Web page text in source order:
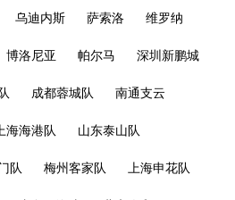
乌迪内斯 萨索洛 维罗纳
博洛尼亚 帕尔马 深圳新鹏城
成都蓉城队 南通支云
海海港队 山东泰山队
队 梅州客家队 上海申花队